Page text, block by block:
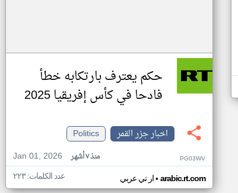
حكم يعترف بارتكابه خطأ
فادحا في كأس إفريقيا 2025
اخبار جزر القمر
Politics
Jan 01, 2026
منذ ٧ أشهر PG03WV
ار تي عربي• arabic.rt.com عدد الكلمات: ٢٢٣